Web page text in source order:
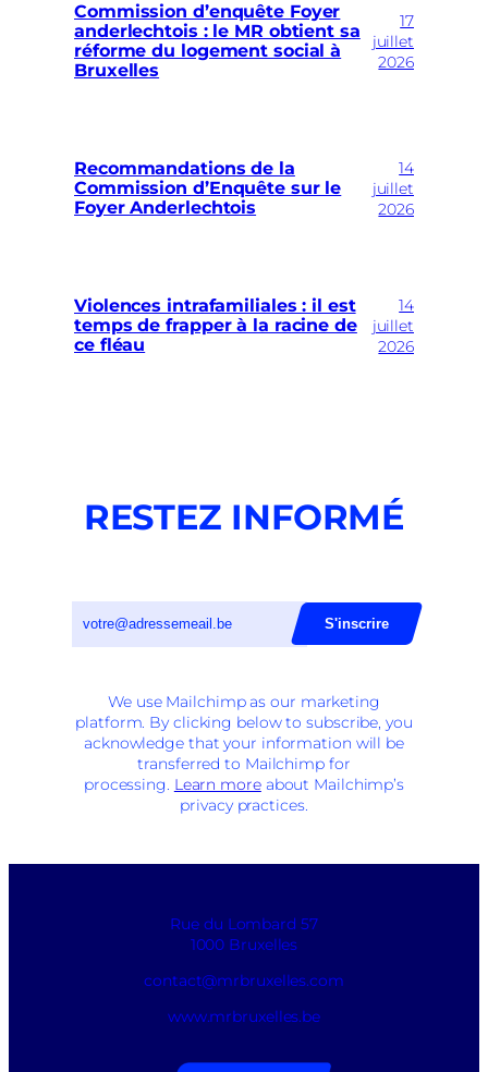
Commission d’enquête Foyer
anderlechtois : le MR obtient sa
réforme du logement social à
Bruxelles
17
juillet
2026
Recommandations de la
Commission d’Enquête sur le
Foyer Anderlechtois
14
juillet
2026
Violences intrafamiliales : il est
temps de frapper à la racine de
ce fléau
14
juillet
2026
RESTEZ INFORMÉ
We use Mailchimp as our marketing
platform. By clicking below to subscribe, you
acknowledge that your information will be
transferred to Mailchimp for
processing. Learn moreabout Mailchimp’s
privacy practices.
Rue du Lombard 57
1000 Bruxelles
contact@mrbruxelles.com
www.mrbruxelles.be